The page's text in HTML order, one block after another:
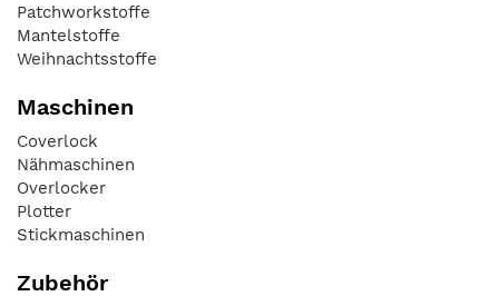
Patchworkstoffe
Mantelstoffe
Weihnachtsstoffe
Maschinen
Coverlock
Nähmaschinen
Overlocker
Plotter
Stickmaschinen
Zubehör